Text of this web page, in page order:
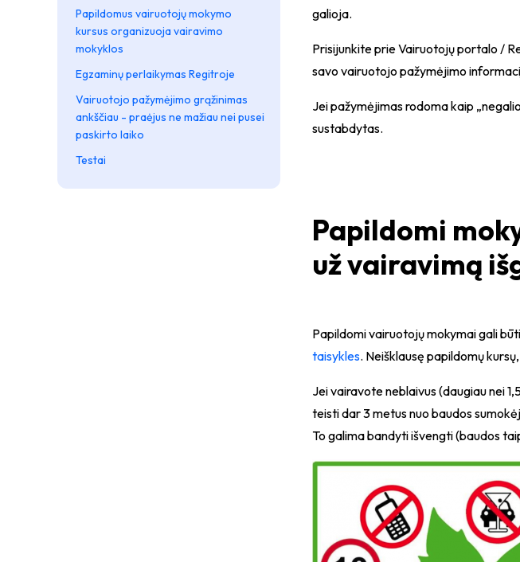
Papildomus vairuotojų mokymo
kursus organizuoja vairavimo
mokyklos
Egzaminų perlaikymas Regitroje
Vairuotojo pažymėjimo grąžinimas
ankščiau - praėjus ne mažiau nei pusei
paskirto laiko
Testai
galioja.
Prisijunkite prie Vairuotojų portalo /
savo vairuotojo pažymėjimo
Jei pažymėjimas rodoma kaip
sustabdytas.
Papildomi
už vairavimą
​Papildomi vairuotojų mokymai gali
taisykles. Neišklausę papildomų
Jei vairavote neblaivus (daugiau nei
teisti dar 3 metus nuo baudos
To galima bandyti išvengti (baudos